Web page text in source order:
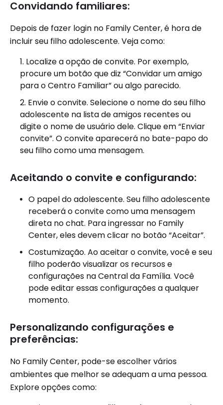
Convidando familiares:
Depois de fazer login no Family Center, é hora de
incluir seu filho adolescente. Veja como:
Localize a opção de convite. Por exemplo,
procure um botão que diz “Convidar um amigo
para o Centro Familiar” ou algo parecido.
Envie o convite. Selecione o nome do seu filho
adolescente na lista de amigos recentes ou
digite o nome de usuário dele. Clique em “Enviar
convite”. O convite aparecerá no bate-papo do
seu filho como uma mensagem.
Aceitando o convite e configurando:
O papel do adolescente. Seu filho adolescente
receberá o convite como uma mensagem
direta no chat. Para ingressar no Family
Center, eles devem clicar no botão “Aceitar”.
Costumização. Ao aceitar o convite, você e seu
filho poderão visualizar os recursos e
configurações na Central da Família. Você
pode editar essas configurações a qualquer
momento.
Personalizando configurações e
preferências:
No Family Center, pode-se escolher vários
ambientes que melhor se adequam a uma pessoa.
Explore opções como: